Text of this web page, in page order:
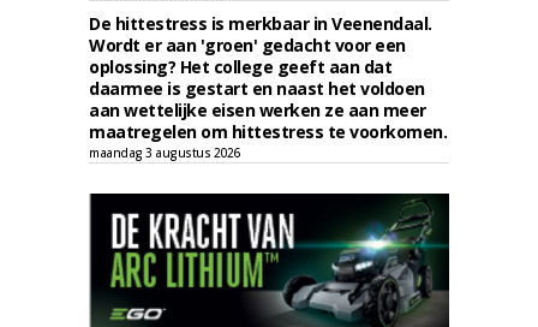
De hittestress is merkbaar in Veenendaal.
Wordt er aan 'groen' gedacht voor een
oplossing? Het college geeft aan dat
daarmee is gestart en naast het voldoen
aan wettelijke eisen werken ze aan meer
maatregelen om hittestress te voorkomen.
maandag 3 augustus 2026